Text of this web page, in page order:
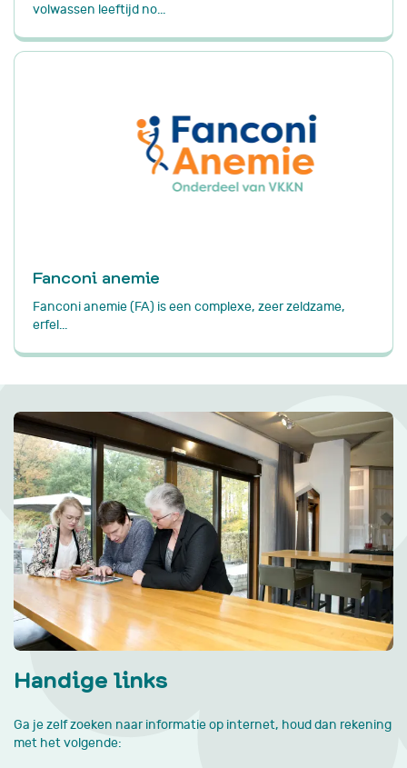
volwassen leeftijd no...
Fanconi anemie
Fanconi anemie (FA) is een complexe, zeer zeldzame,
erfel...
Handige links
Ga je zelf zoeken naar informatie op internet, houd dan rekening
met het volgende: